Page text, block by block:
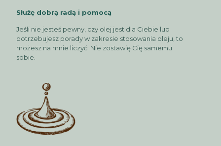
Służę dobrą radą i pomocą
Jeśli nie jesteś pewny, czy olej jest dla Ciebie lub
potrzebujesz porady w zakresie stosowania oleju, to
możesz na mnie liczyć. Nie zostawię Cię samemu
sobie.